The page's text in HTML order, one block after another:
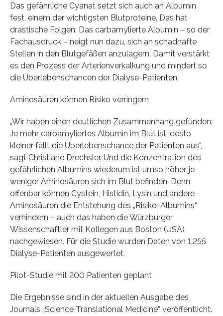
Das gefährliche Cyanat setzt sich auch an Albumin
fest, einem der wichtigsten Blutproteine. Das hat
drastische Folgen: Das carbamylierte Albumin – so der
Fachausdruck – neigt nun dazu, sich an schadhafte
Stellen in den Blutgefäßen anzulagern. Damit verstärkt
es den Prozess der Arterienverkalkung und mindert so
die Überlebenschancen der Dialyse-Patienten.
Aminosäuren können Risiko verringern
„Wir haben einen deutlichen Zusammenhang gefunden:
Je mehr carbamyliertes Albumin im Blut ist, desto
kleiner fällt die Überlebenschance der Patienten aus“,
sagt Christiane Drechsler. Und die Konzentration des
gefährlichen Albumins wiederum ist umso höher, je
weniger Aminosäuren sich im Blut befinden. Denn
offenbar können Cystein, Histidin, Lysin und andere
Aminosäuren die Entstehung des „Risiko-Albumins“
verhindern – auch das haben die Würzburger
Wissenschaftler mit Kollegen aus Boston (USA)
nachgewiesen. Für die Studie wurden Daten von 1.255
Dialyse-Patienten ausgewertet.
Pilot-Studie mit 200 Patienten geplant
Die Ergebnisse sind in der aktuellen Ausgabe des
Journals „Science Translational Medicine“ veröffentlicht.